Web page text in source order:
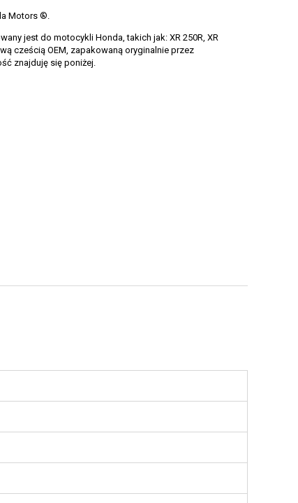
Motors ®.
jest do motocykli Honda, takich jak: XR 250R, XR
cześcią OEM, zapakowaną oryginalnie przez
znajduję się poniżej.